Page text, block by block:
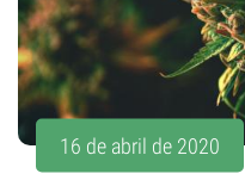
16 de abril de 2020